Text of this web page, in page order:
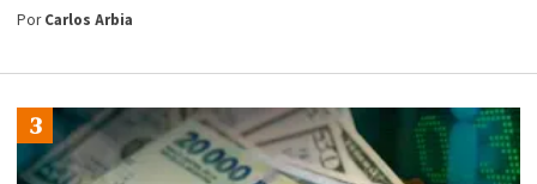
PorCarlos Arbia